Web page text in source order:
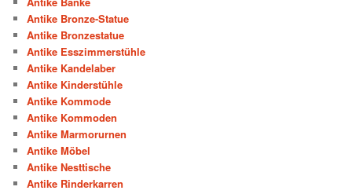
Antike Bronze-Statue
Antike Bronzestatue
Antike Esszimmerstühle
Antike Kandelaber
Antike Kinderstühle
Antike Kommode
Antike Kommoden
Antike Marmorurnen
Antike Möbel
Antike Nesttische
Antike Rinderkarren